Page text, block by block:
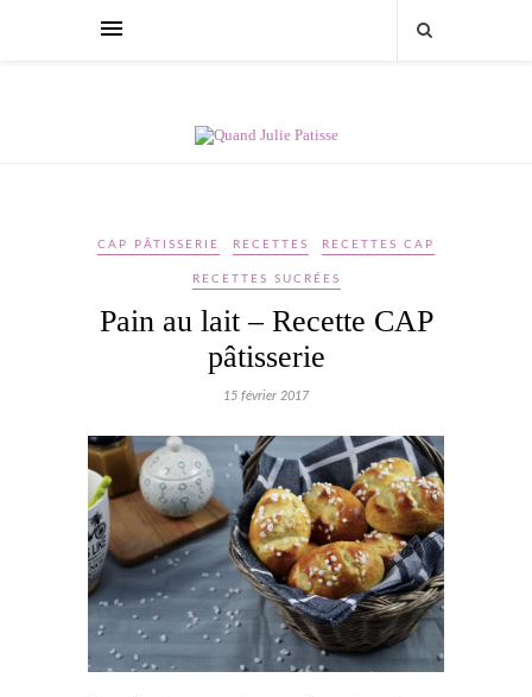
CAP PÂTISSERIE RECETTES RECETTES CAP
RECETTES SUCRÉES
Pain au lait – Recette CAP
pâtisserie
15 février 2017